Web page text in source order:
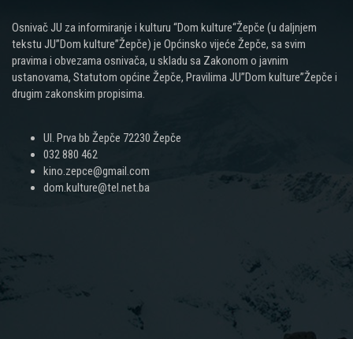
Osnivač JU za informiranje i kulturu “Dom kulture“Žepče (u daljnjem
tekstu JU”Dom kulture”Žepče) je Općinsko vijeće Žepče, sa svim
pravima i obvezama osnivača, u skladu sa Zakonom o javnim
ustanovama, Statutom općine Žepče, Pravilima JU”Dom kulture”Žepče i
drugim zakonskim propisima.
Ul. Prva bb Žepče 72230 Žepče
032 880 462
kino.zepce@gmail.com
dom.kulture@tel.net.ba